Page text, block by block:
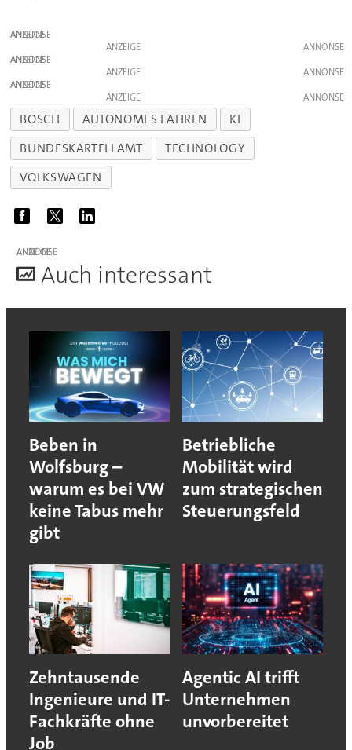
ANZEIGE
ANZEIGE
ANZEIGE
ANZEIGE
ANZEIGE
ANZEIGE
BOSCH AUTONOMES FAHREN
KI
BUNDESKARTELLAMT
TECHNOLOGY
VOLKSWAGEN
ANZEIGE
Auch interessant
Beben in
Wolfsburg –
warum es bei VW
keine Tabus mehr
gibt
Betriebliche
Mobilität wird
zum strategischen
Steuerungsfeld
Zehntausende
Ingenieure und IT-
Fachkräfte ohne
Job
Agentic AI trifft
Unternehmen
unvorbereitet